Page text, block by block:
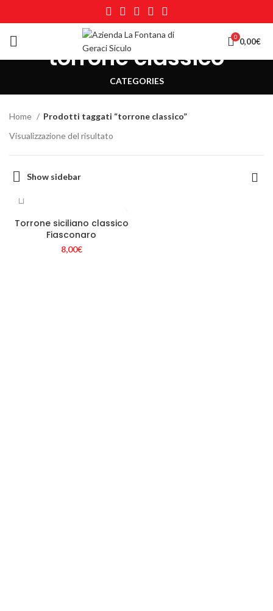
0 0,00€
torrone classico
CATEGORIES
Home
Prodotti taggati “torrone classico”
Visualizzazione del risultato
Show sidebar
Torrone siciliano classico
Fiasconaro
8,00€